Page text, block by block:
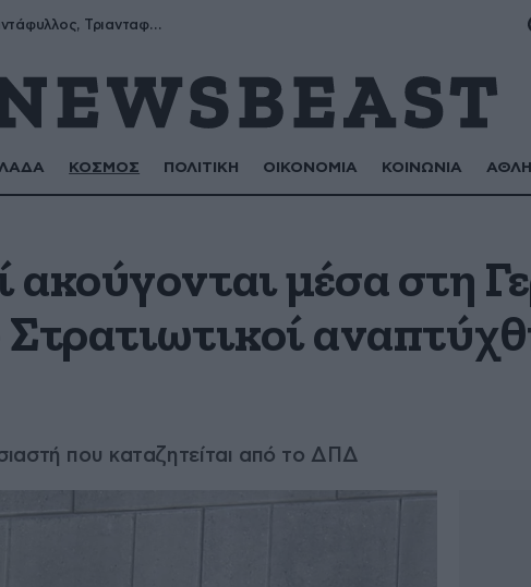
Μύρων, Τριαντάφυλλος, Τριανταφυλλιά, Φυλλιώ, Ρόζα
ΚΟΣΜΟΣ ΠΟΛΙΤΙΚΗ ΟΙΚΟΝΟΜΙΑ ΚΟΙΝΩΝΙΑ
ακούγονται μέσα στη
που καταζητείται από το ΔΠΔ